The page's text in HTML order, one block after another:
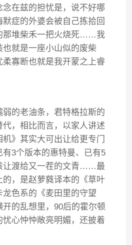
念在兹的担忧是，说不好哪
症的外婆会被自己拣拾回
堆柴禾一把火烧死……我
就是一座小山似的废柴
寡断也就是我开蒙之上睿
的老油条，君特格拉斯的
代，相比而言，以家人讲述
》其实大可出让给更专门
有3个版本的惠特曼、已有5
渡给又一茬的文青……最
，是赵萝蕤译本的《草叶
色系的《麦田里的守望
开的乱想里，90后的霍尔顿
心忡忡敞亮明媚，还披着